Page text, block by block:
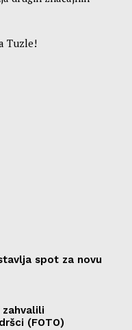
Tuzle!
spot za novu
(FOTO)